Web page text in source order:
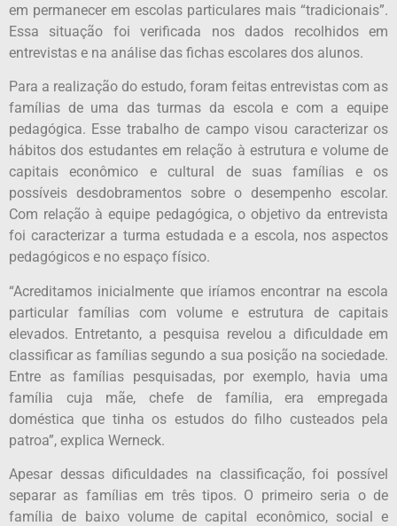
em permanecer em escolas particulares mais “tradicionais”.
Essa situação foi verificada nos dados recolhidos em
entrevistas e na análise das fichas escolares dos alunos.
Para a realização do estudo, foram feitas entrevistas com as
famílias de uma das turmas da escola e com a equipe
pedagógica. Esse trabalho de campo visou caracterizar os
hábitos dos estudantes em relação à estrutura e volume de
capitais econômico e cultural de suas famílias e os
possíveis desdobramentos sobre o desempenho escolar.
Com relação à equipe pedagógica, o objetivo da entrevista
foi caracterizar a turma estudada e a escola, nos aspectos
pedagógicos e no espaço físico.
“Acreditamos inicialmente que iríamos encontrar na escola
particular famílias com volume e estrutura de capitais
elevados. Entretanto, a pesquisa revelou a dificuldade em
classificar as famílias segundo a sua posição na sociedade.
Entre as famílias pesquisadas, por exemplo, havia uma
família cuja mãe, chefe de família, era empregada
doméstica que tinha os estudos do filho custeados pela
patroa”, explica Werneck.
Apesar dessas dificuldades na classificação, foi possível
separar as famílias em três tipos. O primeiro seria o de
família de baixo volume de capital econômico, social e